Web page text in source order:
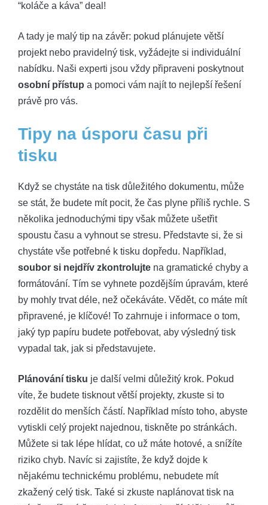
“koláče a káva” deal!
A tady je malý tip na závěr: pokud plánujete větší
projekt nebo pravidelný tisk, vyžádejte si individuální
nabídku. Naši experti jsou vždy připraveni poskytnout
osobní přístup a pomoci vám najít to nejlepší řešení
právě pro vás.
Tipy na úsporu času při
tisku
Když se chystáte na tisk důležitého dokumentu, může
se stát, že budete mít pocit, že čas plyne příliš rychle. S
několika jednoduchými tipy však můžete ušetřit
spoustu času a vyhnout se stresu. Představte si, že si
chystáte vše potřebné k tisku dopředu. Například,
soubor si nejdřív zkontrolujte na gramatické chyby a
formátování. Tím se vyhnete pozdějším úpravám, které
by mohly trvat déle, než očekáváte. Vědět, co máte mít
připravené, je klíčové! To zahrnuje i informace o tom,
jaký typ papíru budete potřebovat, aby výsledný tisk
vypadal tak, jak si představujete.
Plánování tisku je další velmi důležitý krok. Pokud
víte, že budete tisknout větší projekty, zkuste si to
rozdělit do menších částí. Například místo toho, abyste
vytiskli celý projekt najednou, tiskněte po stránkách.
Můžete si tak lépe hlídat, co už máte hotové, a snížíte
riziko chyb. Navíc si zajistíte, že když dojde k
nějakému technickému problému, nebudete mít
zkažený celý tisk. Také si zkuste naplánovat tisk na